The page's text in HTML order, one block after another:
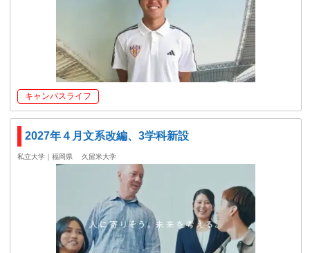
キャンパスライフ
2027年４月文系改編、3学科新設
私立大学｜福岡県 久留米大学